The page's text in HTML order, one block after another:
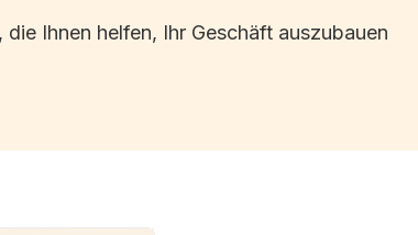
Ihnen helfen, Ihr Geschäft auszubauen